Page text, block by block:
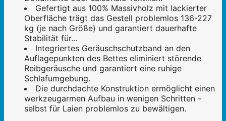
Gefertigt aus 100% Massivholz mit lackierter
Oberfläche trägt das Gestell problemlos 136-227
kg (je nach Größe) und garantiert dauerhafte
Stabilität für...
Integriertes Geräuschschutzband an den
Auflagepunkten des Bettes eliminiert störende
Reibgeräusche und garantiert eine ruhige
Schlafumgebung.
Die durchdachte Konstruktion ermöglicht einen
werkzeugarmen Aufbau in wenigen Schritten -
selbst für Laien problemlos zu bewältigen.